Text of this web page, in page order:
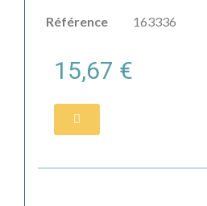
Référence 163336
15,67 €